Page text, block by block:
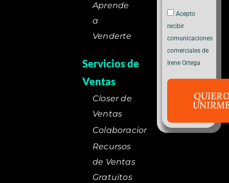
Aprende
a
Venderte
Servicios de
Ventas
Closer de
Ventas
Colaboraciones
Recursos
de Ventas
Gratuitos
Acepto
recibir
comunicaciones
comerciales de
Irene Ortega